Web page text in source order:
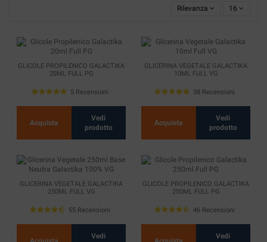
Rilevanza 16
GLICOLE PROPILENICO GALACTIKA
20ML FULL PG
5 Recensioni
Acquista
Vedi
prodotto
GLICERINA VEGETALE GALACTIKA
10ML FULL VG
38 Recensioni
Acquista
Vedi
prodotto
GLICERINA VEGETALE GALACTIKA
250ML FULL VG
55 Recensioni
Vedi
GLICOLE PROPILENICO GALACTIKA
250ML FULL PG
46 Recensioni
Vedi